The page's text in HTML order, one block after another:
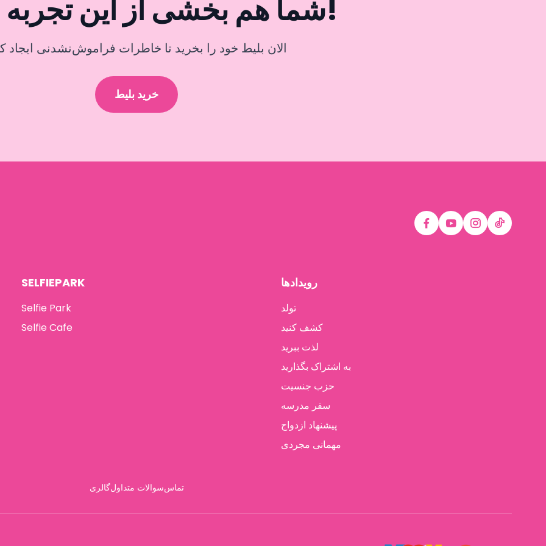
شما هم بخشی از این تجربه باشید!
الان بلیط خود را بخرید تا خاطرات فراموش‌نشدنی ایجاد
خرید بلیط
SELFIEPARK
Selfie Park
Selfie Cafe
رویدادها
تولد
کشف کنید
لذت ببرید
به اشتراک بگذارید
حزب جنسیت
سفر مدرسه
پیشنهاد ازدواج
مهمانی مجردی
گالریسوالات متداولتماس